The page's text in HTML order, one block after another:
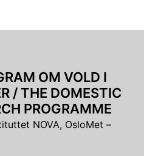
OM VOLD I
/ THE DOMESTIC
PROGRAMME
NOVA, OsloMet –